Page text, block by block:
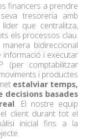
financers a prendre
tresoreria amb
que centralitza,
els processos clau.
bidireccional
informació i executar
(per comptabilitzar
i productes
estalviar temps,
basades
. El nostre equip
client durant tot el
inicial fins a la